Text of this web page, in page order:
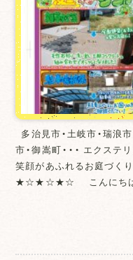
多治見市・土岐市・瑞浪
市・御嵩町・・・ エクステ
笑顔があふれるお
★☆★☆★☆ こんにちは